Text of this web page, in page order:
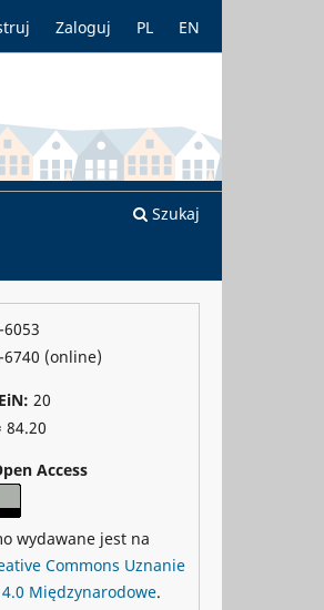
Szukaj
Zaloguj PL EN
6053
6740 (online)
20
84.20
Access
wydawane jest na
Commons Uznanie
Międzynarodowe.